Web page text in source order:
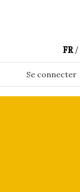
FR
Se connecter